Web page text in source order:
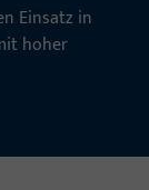
Einsatz in
hoher